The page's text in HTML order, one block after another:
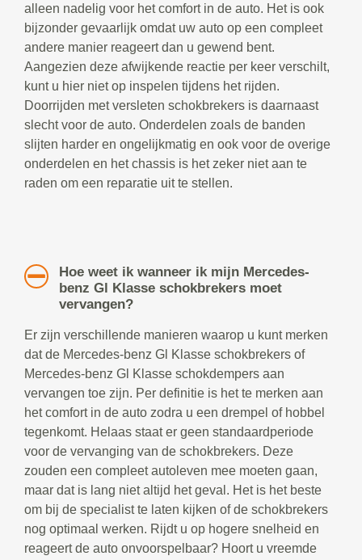
alleen nadelig voor het comfort in de auto. Het is ook
bijzonder gevaarlijk omdat uw auto op een compleet
andere manier reageert dan u gewend bent.
Aangezien deze afwijkende reactie per keer verschilt,
kunt u hier niet op inspelen tijdens het rijden.
Doorrijden met versleten schokbrekers is daarnaast
slecht voor de auto. Onderdelen zoals de banden
slijten harder en ongelijkmatig en ook voor de overige
onderdelen en het chassis is het zeker niet aan te
raden om een reparatie uit te stellen.
Hoe weet ik wanneer ik mijn Mercedes-
benz Gl Klasse schokbrekers moet
vervangen?
Er zijn verschillende manieren waarop u kunt merken
dat de Mercedes-benz Gl Klasse schokbrekers of
Mercedes-benz Gl Klasse schokdempers aan
vervangen toe zijn. Per definitie is het te merken aan
het comfort in de auto zodra u een drempel of hobbel
tegenkomt. Helaas staat er geen standaardperiode
voor de vervanging van de schokbrekers. Deze
zouden een compleet autoleven mee moeten gaan,
maar dat is lang niet altijd het geval. Het is het beste
om bij de specialist te laten kijken of de schokbrekers
nog optimaal werken. Rijdt u op hogere snelheid en
reageert de auto onvoorspelbaar? Hoort u vreemde